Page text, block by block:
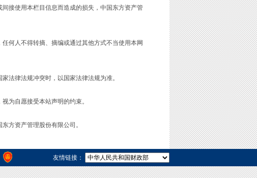
接使用本栏目信息而造成的损失，中国东方资产管
何人不得转摘、摘编或通过其他方式不当使用本网
律法规冲突时，以国家法律法规为准。
为自愿接受本站声明的约束。
方资产管理股份有限公司。
友情链接：